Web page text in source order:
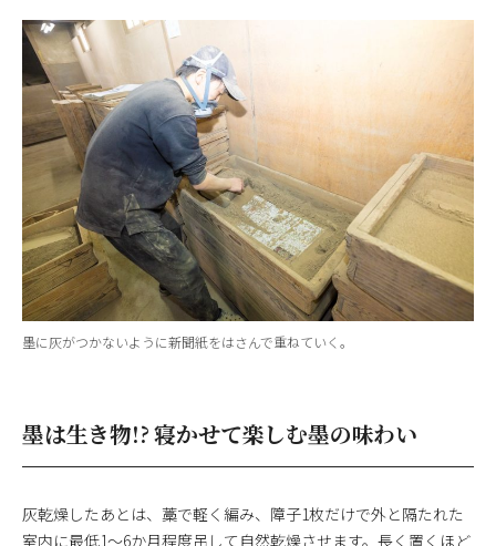
墨に灰がつかないように新聞紙をはさんで重ねていく。
墨は生き物!? 寝かせて楽しむ墨の味わい
灰乾燥したあとは、藁で軽く編み、障子1枚だけで外と隔たれた
室内に最低1〜6か月程度吊して自然乾燥させます。長く置くほど